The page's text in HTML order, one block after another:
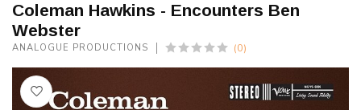
Coleman Hawkins - Encounters Ben
Webster
ANALOGUE PRODUCTIONS (0)